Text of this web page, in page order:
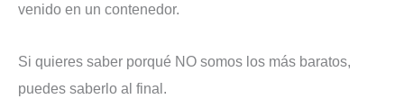
venido en un contenedor.
Si quieres saber porqué NO somos los más baratos,
puedes saberlo al final.